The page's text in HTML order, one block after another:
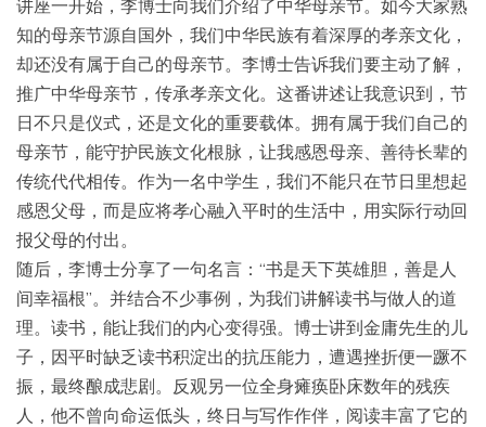
讲座一开始，李博士向我们介绍了中华母亲节。如今大家熟
知的母亲节源自国外，我们中华民族有着深厚的孝亲文化，
却还没有属于自己的母亲节。李博士告诉我们要主动了解，
推广中华母亲节，传承孝亲文化。这番讲述让我意识到，节
日不只是仪式，还是文化的重要载体。拥有属于我们自己的
母亲节，能守护民族文化根脉，让我感恩母亲、善待长辈的
传统代代相传。作为一名中学生，我们不能只在节日里想起
感恩父母，而是应将孝心融入平时的生活中，用实际行动回
报父母的付出。
随后，李博士分享了一句名言：“书是天下英雄胆，善是人
间幸福根”。并结合不少事例，为我们讲解读书与做人的道
理。读书，能让我们的内心变得强。博士讲到金庸先生的儿
子，因平时缺乏读书积淀出的抗压能力，遭遇挫折便一蹶不
振，最终酿成悲剧。反观另一位全身瘫痪卧床数年的残疾
人，他不曾向命运低头，终日与写作作伴，阅读丰富了它的